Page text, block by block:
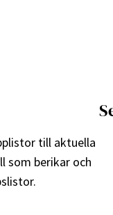
till aktuella
som berikar och